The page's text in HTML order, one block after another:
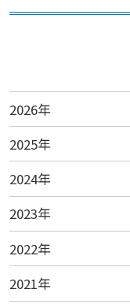
2026年
2025年
2024年
2023年
2022年
2021年